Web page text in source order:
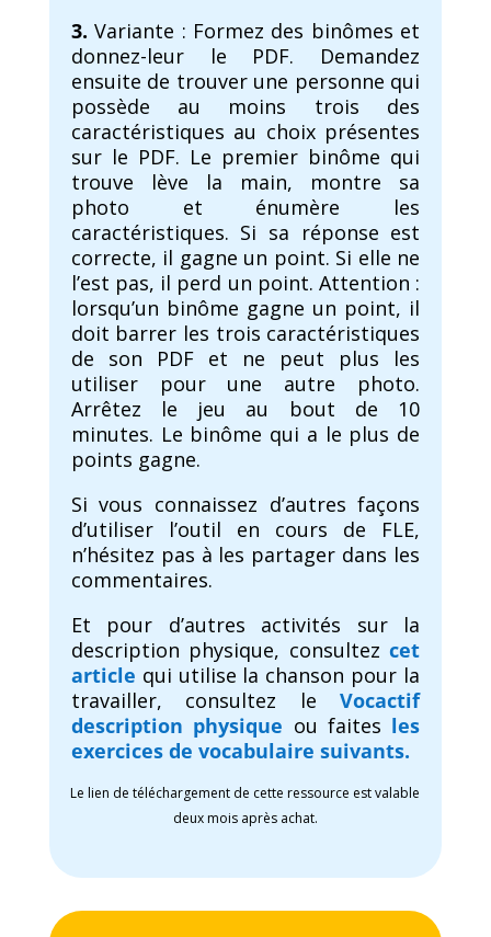
3. Variante : Formez des binômes et
donnez-leur le PDF. Demandez
ensuite de trouver une personne qui
possède au moins trois des
caractéristiques au choix présentes
sur le PDF. Le premier binôme qui
trouve lève la main, montre sa
photo et énumère les
caractéristiques. Si sa réponse est
correcte, il gagne un point. Si elle ne
l’est pas, il perd un point. Attention :
lorsqu’un binôme gagne un point, il
doit barrer les trois caractéristiques
de son PDF et ne peut plus les
utiliser pour une autre photo.
Arrêtez le jeu au bout de 10
minutes. Le binôme qui a le plus de
points gagne.
Si vous connaissez d’autres façons
d’utiliser l’outil en cours de FLE,
n’hésitez pas à les partager dans les
commentaires.
Et pour d’autres activités sur la
description physique, consultezcet
article qui utilise la chanson pour la
travailler, consultez leVocactif
description physique ou faites les
exercices de vocabulaire suivants.
Le lien de téléchargement de cette ressource est valable
deux mois après achat.